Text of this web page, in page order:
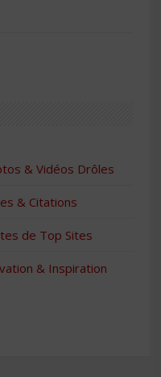
& Vidéos Drôles
& Citations
de Top Sites
& Inspiration